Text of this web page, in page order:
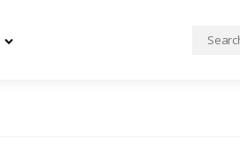
Search
for: